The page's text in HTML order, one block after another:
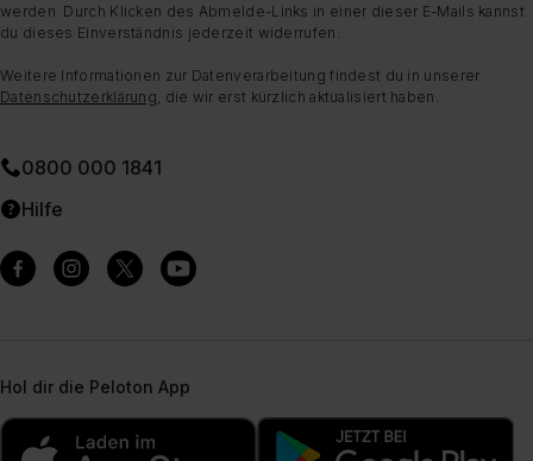
werden. Durch Klicken des Abmelde-Links in einer dieser E-Mails kannst
du dieses Einverständnis jederzeit widerrufen.
Weitere Informationen zur Datenverarbeitung findest du in unserer
Datenschutzerklärung , die wir erst kürzlich aktualisiert haben.
0800 000 1841
Hilfe
Hol dir die Peloton App